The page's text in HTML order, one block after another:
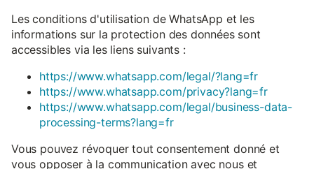
Les conditions d'utilisation de WhatsApp et les
informations sur la protection des données sont
accessibles via les liens suivants :
https://www.whatsapp.com/legal/?lang=fr
https://www.whatsapp.com/privacy?lang=fr
https://www.whatsapp.com/legal/business-data-
processing-terms?lang=fr
Vous pouvez révoquer tout consentement donné et
vous opposer à la communication avec nous et